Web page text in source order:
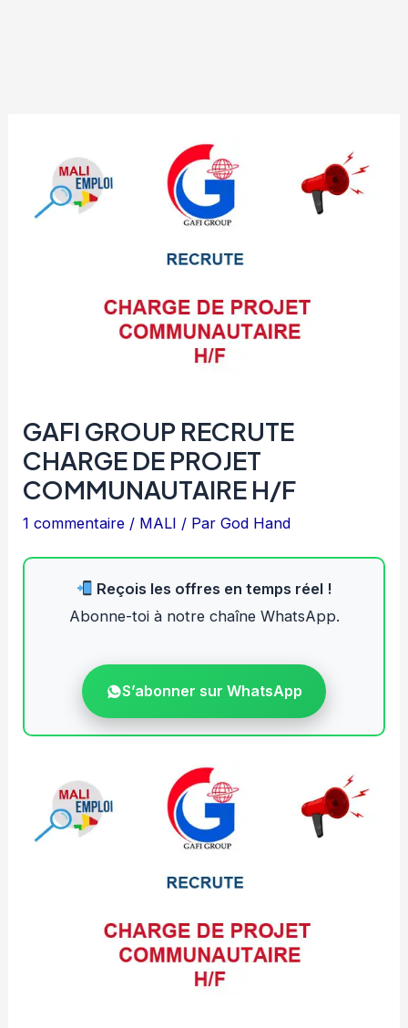
GAFI GROUP RECRUTE
CHARGE DE PROJET
COMMUNAUTAIRE H/F
1 commentaire / MALI / ParGod Hand
Reçois les offres en temps réel !
Abonne-toi à notre chaîne WhatsApp.
S’abonner sur WhatsApp